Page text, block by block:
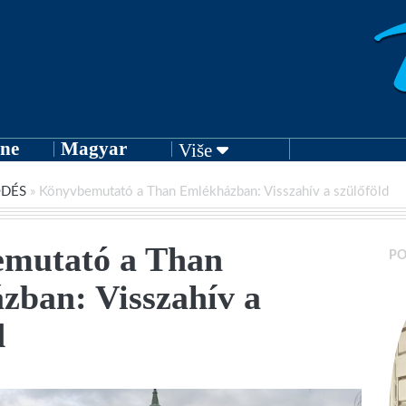
Magyar Više
» Könyvbemutató a Than Emlékházban: Visszahív a szülőföld
a Than
Visszahív a